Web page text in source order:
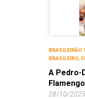
BRASILEIRÃO
BRASILEIRO,
A Pedro-
28/10/2025